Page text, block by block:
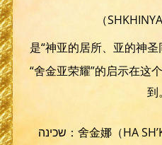
（
是“神亚的居所、亚的神
“舍金亚荣耀”的启示在这
到。
שכינה：舍金娜（HA SH’KHINAH／SHEKINAH／